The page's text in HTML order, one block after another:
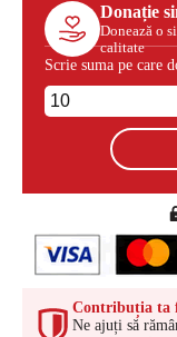
Donație
Donează o
calitate
Scrie suma pe care
Contribuția ta
Ne ajuți să